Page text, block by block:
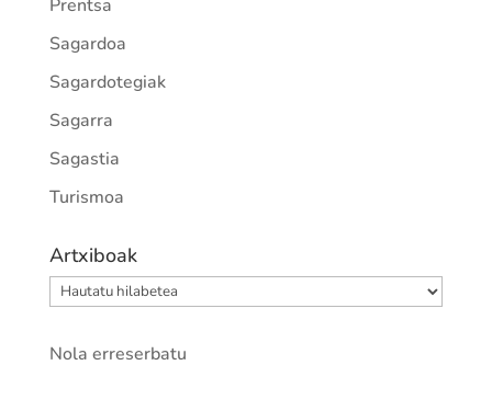
Prentsa
Sagardoa
Sagardotegiak
Sagarra
Sagastia
Turismoa
Artxiboak
Artxiboak
Nola erreserbatu